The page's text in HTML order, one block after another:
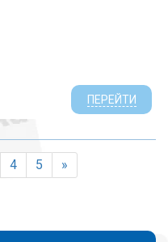
ПЕРЕЙТИ
4 5 »